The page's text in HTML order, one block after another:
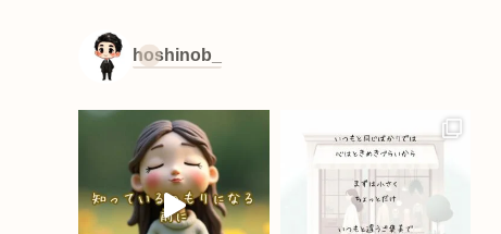
c
e
b
o
o
k
gr
a
m
u
C
hoshinob_